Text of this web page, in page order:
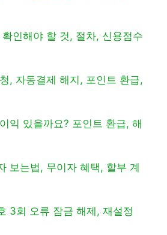
인해야 할 것, 절차, 신용점수
, 자동결제 해지, 포인트 환급,
익 있을까요? 포인트 환급, 해
보는법, 무이자 혜택, 할부 계
3회 오류 잠금 해제, 재설정